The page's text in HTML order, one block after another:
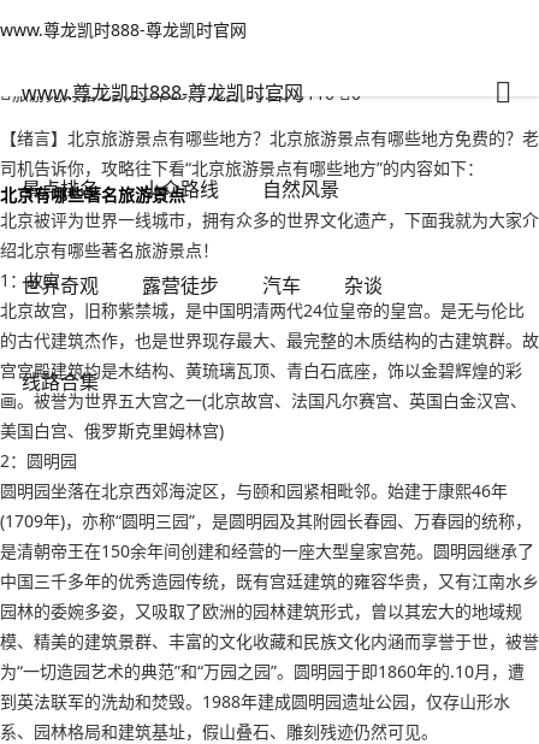
www.尊龙凯时888-尊龙凯时官网
www.尊龙凯时888-尊龙凯时官网
景点排名 小众路线 自然风景
世界奇观 露营徒步 汽车 杂谈
线路合集
www.尊龙凯时888-尊龙凯时官网
北京旅游景点有哪些地方？北京旅游景点有哪些地方免费的-www.尊龙凯
旅游无对错 2022年09月18日 10:30 110
0
【绪言】北京旅游景点有哪些地方？北京旅游景点有哪些地方免费的？老
司机告诉你，攻略往下看“北京旅游景点有哪些地方”的内容如下：
北京有哪些著名旅游景点
北京被评为世界一线城市，拥有众多的世界文化遗产，下面我就为大家介
绍北京有哪些著名旅游景点！
1：故宫
北京故宫，旧称紫禁城，是中国明清两代24位皇帝的皇宫。是无与伦比
的古代建筑杰作，也是世界现存最大、最完整的木质结构的古建筑群。故
宫宫殿建筑均是木结构、黄琉璃瓦顶、青白石底座，饰以金碧辉煌的彩
画。被誉为世界五大宫之一(北京故宫、法国凡尔赛宫、英国白金汉宫、
美国白宫、俄罗斯克里姆林宫)
2：圆明园
圆明园坐落在北京西郊海淀区，与颐和园紧相毗邻。始建于康熙46年
(1709年)，亦称“圆明三园”，是圆明园及其附园长春园、万春园的统称，
是清朝帝王在150余年间创建和经营的一座大型皇家宫苑。圆明园继承了
中国三千多年的优秀造园传统，既有宫廷建筑的雍容华贵，又有江南水乡
园林的委婉多姿，又吸取了欧洲的园林建筑形式，曾以其宏大的地域规
模、精美的建筑景群、丰富的文化收藏和民族文化内涵而享誉于世，被誉
为“一切造园艺术的典范”和“万园之园”。圆明园于即1860年的.10月，遭
到英法联军的洗劫和焚毁。1988年建成圆明园遗址公园，仅存山形水
系、园林格局和建筑基址，假山叠石、雕刻残迹仍然可见。